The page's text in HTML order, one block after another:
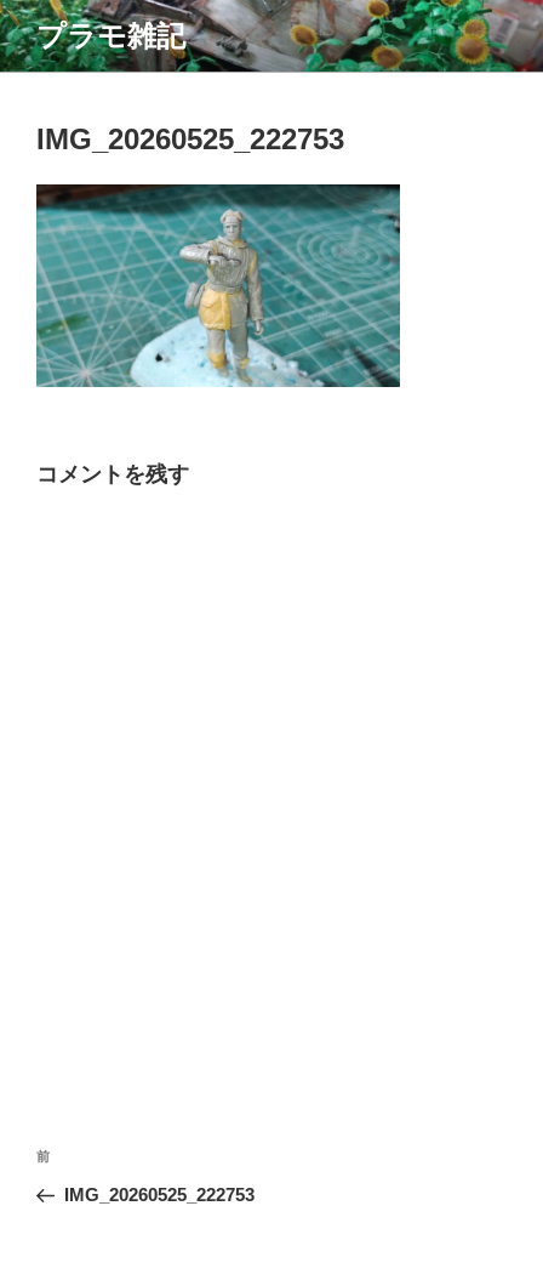
コ
ン
テ
プラモ雑記
IMG_20260525_222753
コメントを残す
投
ナ
前
の
前
IMG_20260525_222753